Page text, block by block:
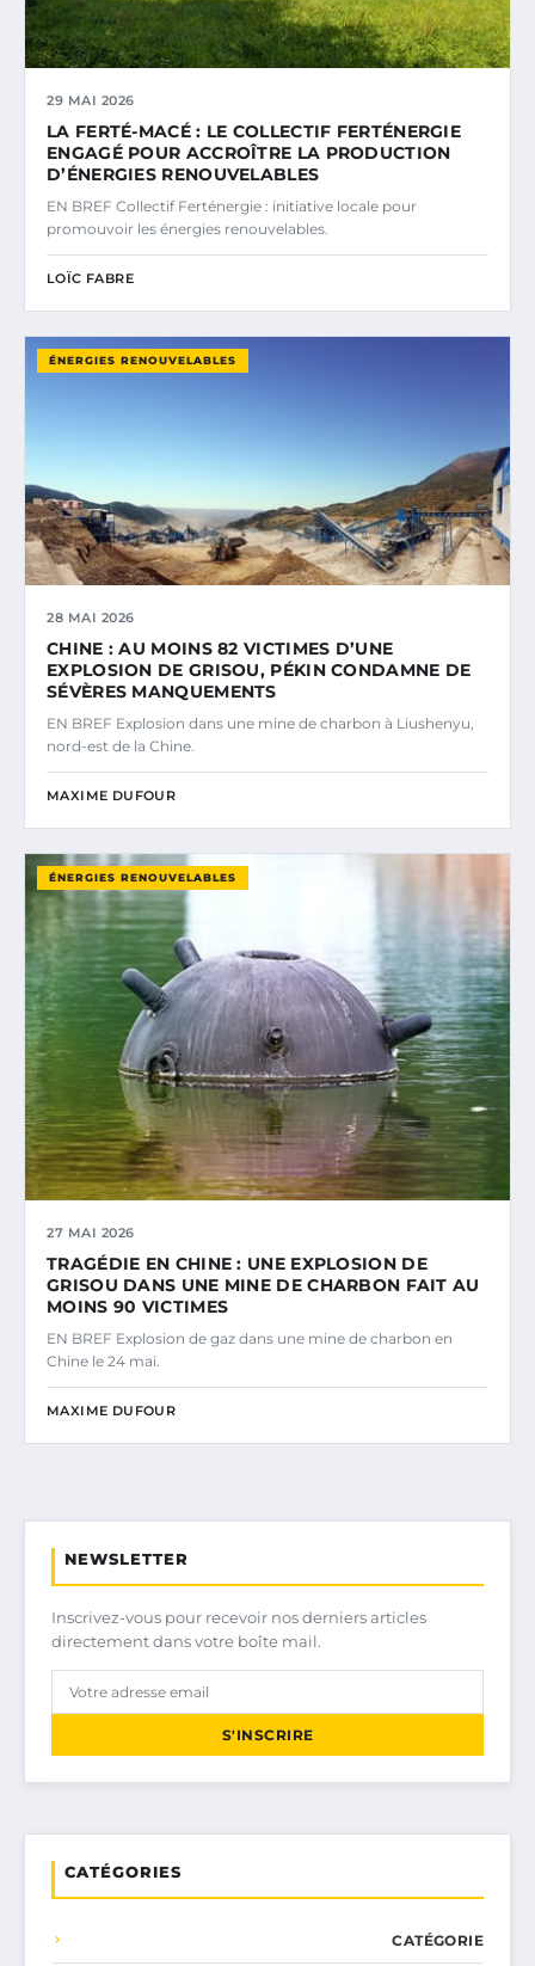
29 MAI 2026
LA FERTÉ-MACÉ : LE COLLECTIF FERTÉNERGIE
ENGAGÉ POUR ACCROÎTRE LA PRODUCTION
D’ÉNERGIES RENOUVELABLES
EN BREF Collectif Ferténergie : initiative locale pour
promouvoir les énergies renouvelables.
LOÏC FABRE
ÉNERGIES RENOUVELABLES
28 MAI 2026
CHINE : AU MOINS 82 VICTIMES D’UNE
EXPLOSION DE GRISOU, PÉKIN CONDAMNE DE
SÉVÈRES MANQUEMENTS
EN BREF Explosion dans une mine de charbon à Liushenyu,
nord-est de la Chine.
MAXIME DUFOUR
ÉNERGIES RENOUVELABLES
27 MAI 2026
TRAGÉDIE EN CHINE : UNE EXPLOSION DE
GRISOU DANS UNE MINE DE CHARBON FAIT AU
MOINS 90 VICTIMES
EN BREF Explosion de gaz dans une mine de charbon en
Chine le 24 mai.
MAXIME DUFOUR
NEWSLETTER
Inscrivez-vous pour recevoir nos derniers articles
directement dans votre boîte mail.
S'INSCRIRE
CATÉGORIES
CATÉGORIE